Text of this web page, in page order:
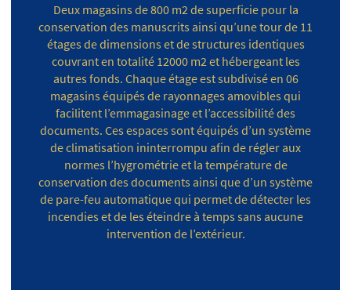
Deux magasins de 800 m2 de superficie pour la
conservation des manuscrits ainsi qu’une tour de 11
étages de dimensions et de structures identiques
couvrant en totalité 12000 m2 et hébergeant les
autres fonds. Chaque étage est subdivisé en 06
magasins équipés de rayonnages amovibles qui
facilitent l’emmagasinage et l’accessibilité des
documents. Ces espaces sont équipés d’un système
de climatisation ininterrompu afin de régler aux
normes l’hygrométrie et la température de
conservation des documents ainsi que d’un système
de pare-feu automatique qui permet de détecter les
incendies et de les éteindre à temps sans aucune
intervention de l’extérieur.